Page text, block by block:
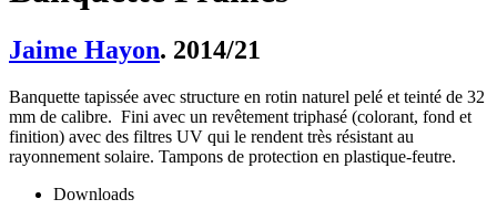
Jaime Hayon. 2014/21
Banquette tapissée avec structure en rotin naturel pelé et teinté de 32
mm de calibre. Fini avec un revêtement triphasé (colorant, fond et
finition) avec des filtres UV qui le rendent très résistant au
rayonnement solaire. Tampons de protection en plastique-feutre.
Downloads